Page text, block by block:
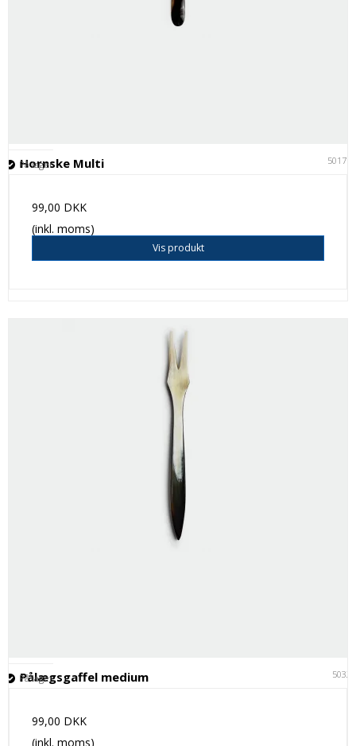
Hornske Multi 50171
På lager
99,00 DKK
(inkl. moms)
Vis produkt
Pålægsgaffel medium 5032
På lager
99,00 DKK
(inkl. moms)